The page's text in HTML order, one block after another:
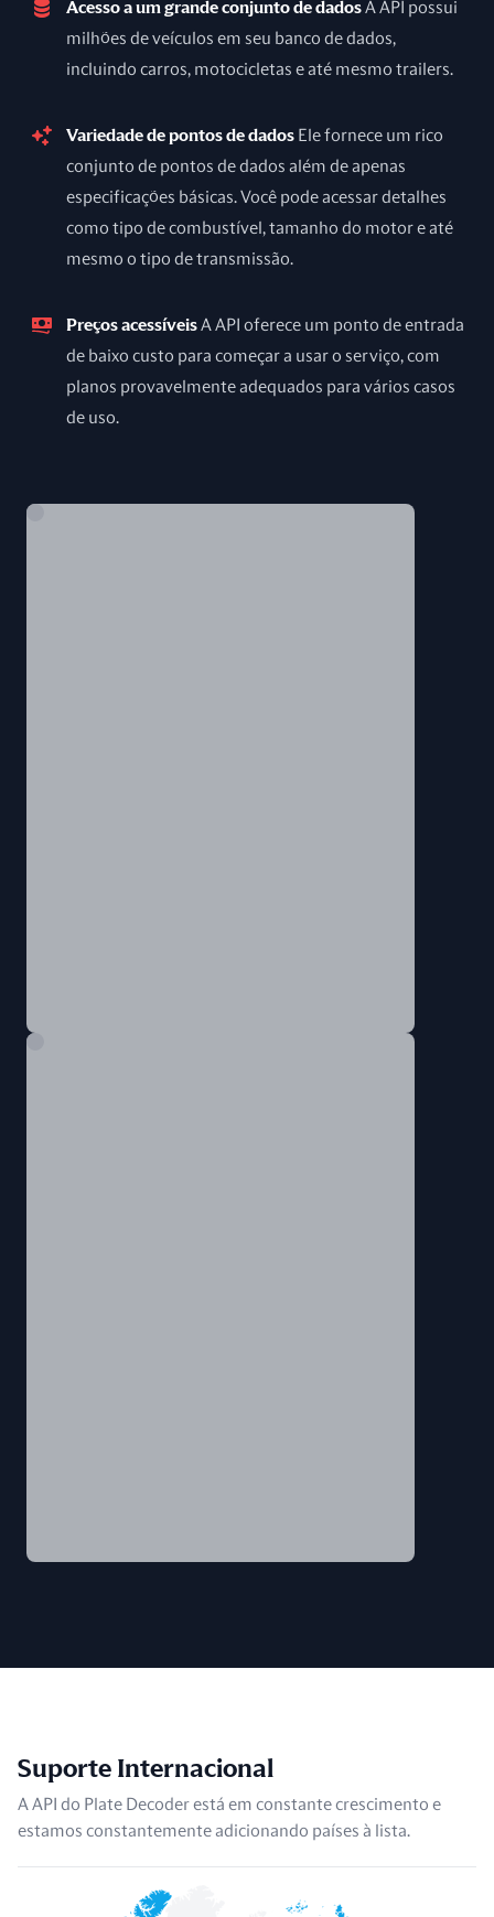
Acesso a um grande conjunto de dadosA API possui
milhões de veículos em seu banco de dados,
incluindo carros, motocicletas e até mesmo trailers.
Variedade de pontos de dados Ele fornece um rico
conjunto de pontos de dados além de apenas
especificações básicas. Você pode acessar detalhes
como tipo de combustível, tamanho do motor e até
mesmo o tipo de transmissão.
Preços acessíveisA API oferece um ponto de entrada
de baixo custo para começar a usar o serviço, com
planos provavelmente adequados para vários casos
de uso.
Suporte Internacional
A API do Plate Decoder está em constante crescimento e
estamos constantemente adicionando países à lista.